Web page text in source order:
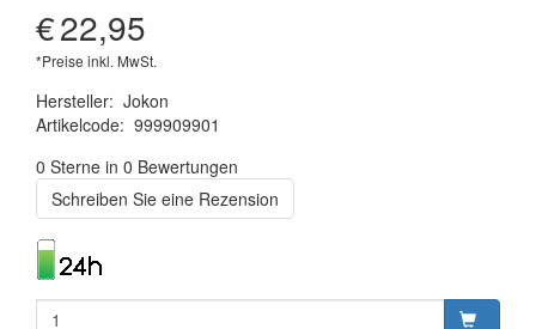
€22,95
*Preise inkl. MwSt.
Hersteller: Jokon
Artikelcode: 999909901
0 Sterne in 0 Bewertungen
Schreiben Sie eine Rezension